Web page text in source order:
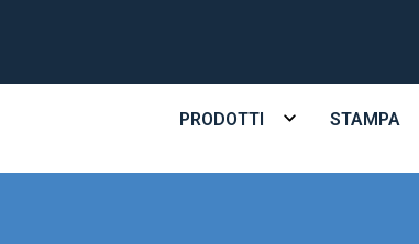
PRODOTTI STAMPA